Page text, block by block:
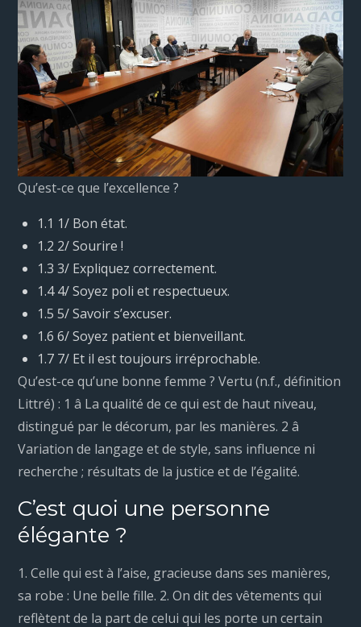
Qu’est-ce que l’excellence ?
1.1 1/ Bon état.
1.2 2/ Sourire !
1.3 3/ Expliquez correctement.
1.4 4/ Soyez poli et respectueux.
1.5 5/ Savoir s’excuser.
1.6 6/ Soyez patient et bienveillant.
1.7 7/ Et il est toujours irréprochable.
Qu’est-ce qu’une bonne femme ? Vertu (n.f., définition
Littré) : 1 â La qualité de ce qui est de haut niveau,
distingué par le décorum, par les manières. 2 â
Variation de langage et de style, sans influence ni
recherche ; résultats de la justice et de l’égalité.
C’est quoi une personne
élégante ?
1. Celle qui est à l’aise, gracieuse dans ses manières,
sa robe : Une belle fille. 2. On dit des vêtements qui
reflètent de la part de celui qui les porte un certain